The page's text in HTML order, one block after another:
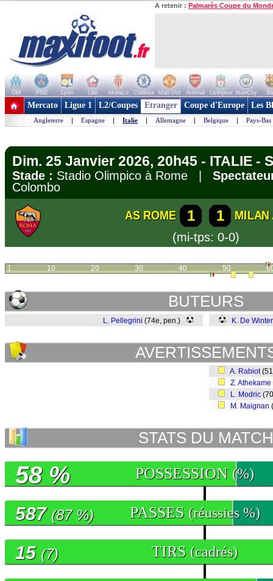
A retenir : Palmarès Coupe du
OM PSG Lyon Lille Monaco Chelsea Man Utd Arsenal Liverpool ManCity
+ de clubs
Mercato Ligue 1 L2/Coupes Etranger Coupe d'Europe Les
Angleterre | Espagne | Italie | Allemagne | Belgique | Pays-Bas
Dim. 25 Janvier 2026, 20h45 - ITALIE -
Stade : Stadio Olimpico à Rome |
Colombo
AS ROME 1 1
MILAN
(mi-tps: 0-0)
1 10 20 30 40 50
BUTEURS
L. Pellegrini (74e, pen.) K. De Winter
A. Rabiot
Z. Athekame
L. Modric
M. Maignan
STATS DU MATCH
POSSESSION (%)
58 %
PASSES (réussies %)
587 (87 %)
TIRS (cadrés)
15 (7)